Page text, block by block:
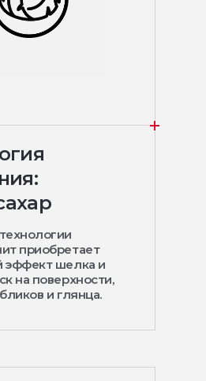
приобретает
эффект шелка и
на поверхности,
и глянца.